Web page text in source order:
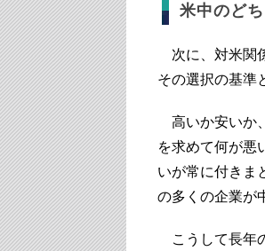
米中のど
次に、対米関
その選択の基準
高いか安いか
を求めて何が悪
いが常に付きま
の多くの企業が
こうして長年